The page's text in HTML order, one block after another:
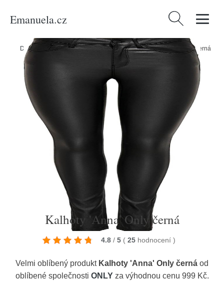
Emanuela.cz Vyhledávání
Domů Produkty /Ženy/ Oblečení/ Kalhoty/Kalhoty 'Anna' Only černá
Kalhoty 'Anna' Only černá
4.8 / 5 ( 25 hodnocení )
Velmi oblíbený produkt Kalhoty 'Anna' Only černá od
oblíbené společnosti ONLYza výhodnou cenu 999 Kč.